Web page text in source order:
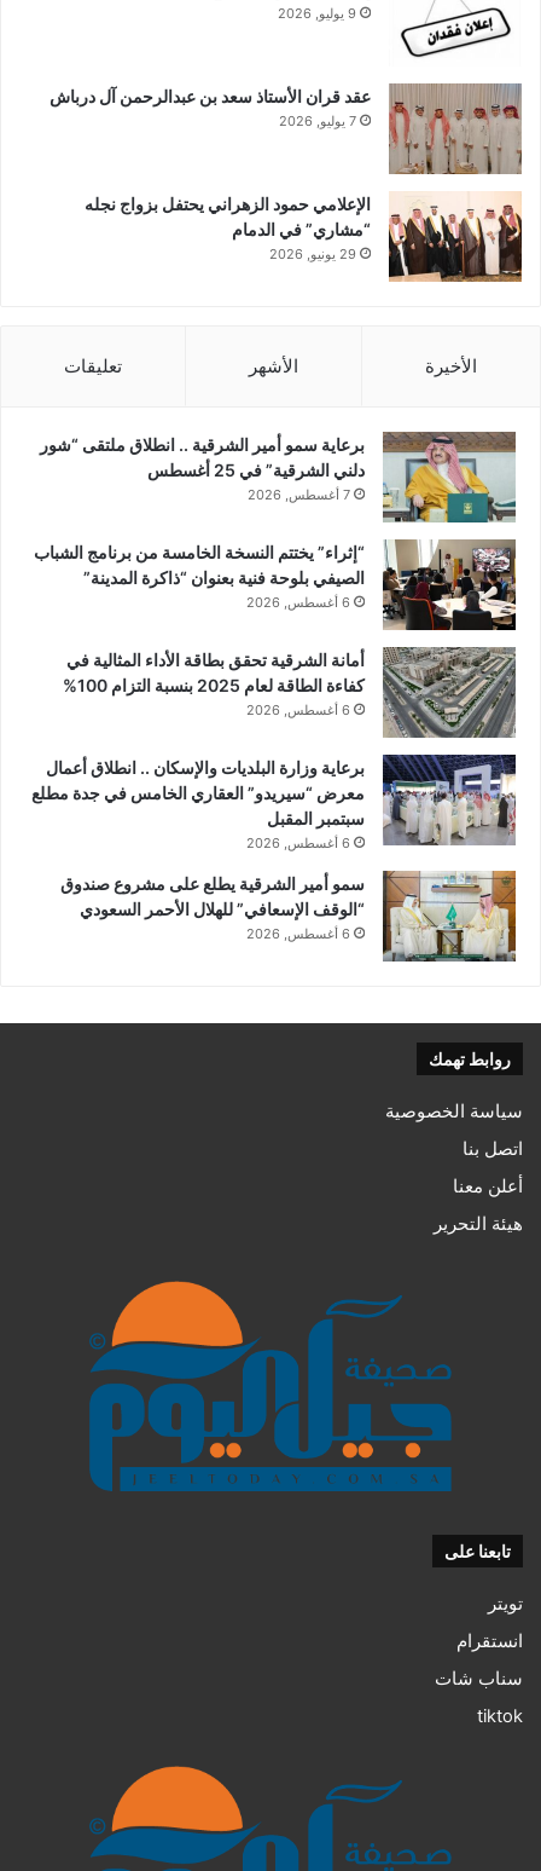
9 يوليو, 2026
عقد قران الأستاذ سعد بن عبدالرحمن آل درباش
7 يوليو, 2026
الإعلامي حمود الزهراني يحتفل بزواج نجله
“مشاري” في الدمام
29 يونيو, 2026
الأخيرة الأشهر تعليقات
برعاية سمو أمير الشرقية .. انطلاق ملتقى “شور
دلني الشرقية” في 25 أغسطس
7 أغسطس, 2026
“إثراء” يختتم النسخة الخامسة من برنامج الشباب
الصيفي بلوحة فنية بعنوان “ذاكرة المدينة”
6 أغسطس, 2026
أمانة الشرقية تحقق بطاقة الأداء المثالية في
كفاءة الطاقة لعام 2025 بنسبة التزام 100%
6 أغسطس, 2026
برعاية وزارة البلديات والإسكان .. انطلاق أعمال
معرض “سيريدو” العقاري الخامس في جدة مطلع
سبتمبر المقبل
6 أغسطس, 2026
سمو أمير الشرقية يطلع على مشروع صندوق
“الوقف الإسعافي” للهلال الأحمر السعودي
6 أغسطس, 2026
روابط تهمك
سياسة الخصوصية
اتصل بنا
أعلن معنا
هيئة التحرير
تابعنا على
تويتر
انستقرام
سناب شات
tiktok